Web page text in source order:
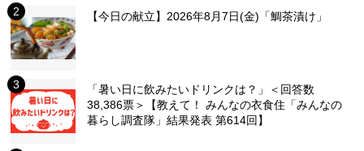
【今日の献立】2026年8月7日(金)「鯛茶漬け」
「暑い日に飲みたいドリンクは？」＜回答数
38,386票＞【教えて！ みんなの衣食住「みんなの
暮らし調査隊」結果発表 第614回】